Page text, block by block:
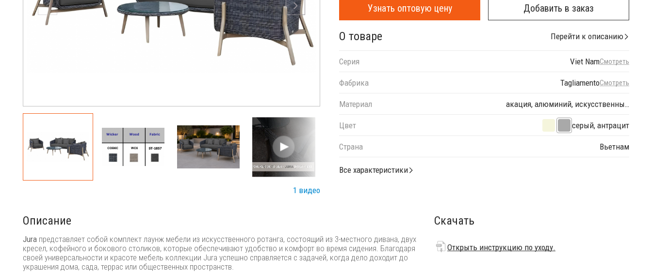
1 видео
Узнать оптовую цену Добавить в заказ
О товаре Перейти к описанию
Серия Viet NamСмотреть
Фабрика TagliamentoСмотреть
Материал акация, алюминий, искусственны…
Цвет серый, антрацит
Страна Вьетнам
Все характеристики
Описание
Jura представляет собой комплект лаунж мебели из искусственного ротанга, состоящий из 3-местного дивана, двух
кресел, кофейного и бокового столиков, которые обеспечивают удобство и комфорт во время сидения. Благодаря
своей универсальности и красоте мебель коллекции Jura успешно справляется с задачей, когда дело доходит до
украшения дома, сада, террас или общественных пространств.
Скачать
Открыть инструкцию по уходу.